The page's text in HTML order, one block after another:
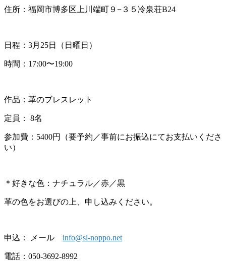
住所：福岡市博多区上川端町９−３５冷泉荘B24
日程：3月25日（日曜日）
時間：17:00〜19:00
作品：革のブレスレット
定員： 8名
参加費：5400円（要予約／事前にお振込にてお支払いくださ
い）
＊好きな色：ナチュラル／赤／黒
革の色をお選びの上、申し込みください。
申込： メール info@sl-noppo.net
電話：050-3692-8992